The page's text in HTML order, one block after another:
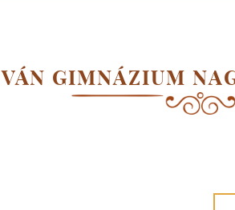
GIMNÁZIUM